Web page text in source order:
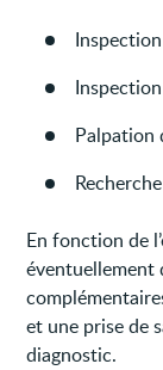
Palpation
En fonction de
éventuellement
et une prise de
diagnostic.